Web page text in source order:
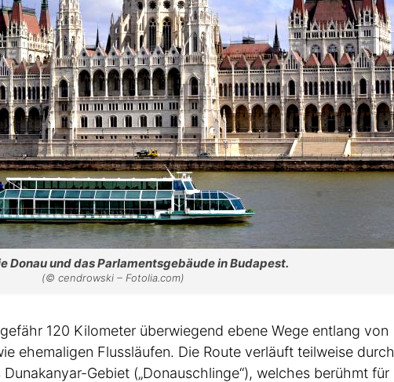
Donau und das Parlamentsgebäude in Budapest.
(© cendrowski – Fotolia.com)
120 Kilometer überwiegend ebene Wege entlang von
ehemaligen Flussläufen. Die Route verläuft teilweise durch
Gebiet („Donauschlinge“), welches berühmt für